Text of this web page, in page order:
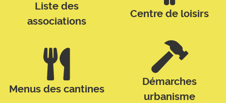
Liste des
associations
Centre de loisirs
Menus des cantines
Démarches
urbanisme